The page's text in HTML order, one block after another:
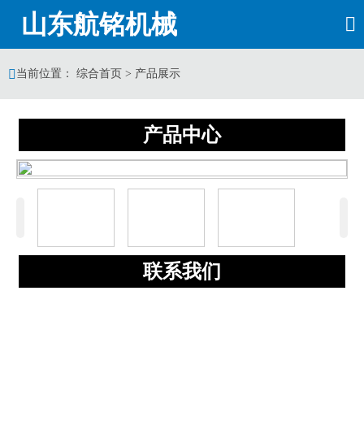
山东航铭机械 
 当前位置： 综合首页 > 产品展示
产品中心
联系我们